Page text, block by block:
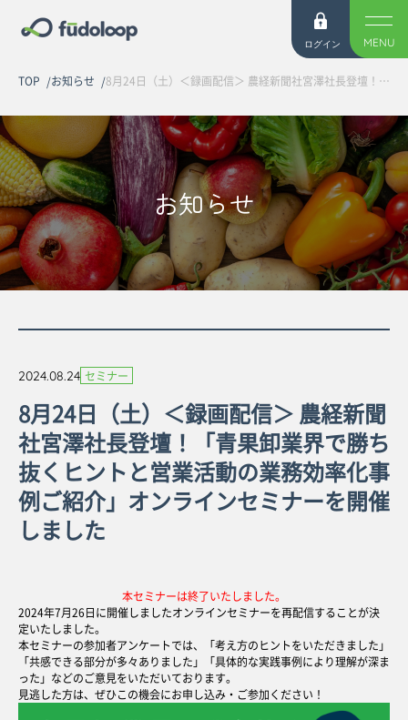
ログイン MENU
TOP お知らせ 8月24日（土）＜録画配信＞ 農経新聞社宮澤社長登壇！「青果卸業界で勝ち抜くヒントと営業活動の業務効率化事例ご紹介」オンラインセミナーを開催しました
お知らせ
2024.08.24 セミナー
8月24日（土）＜録画配信＞ 農経新聞
社宮澤社長登壇！「青果卸業界で勝ち
抜くヒントと営業活動の業務効率化事
例ご紹介」オンラインセミナーを開催
しました
本セミナーは終了いたしました。
2024年7月26日に開催しましたオンラインセミナーを再配信することが決
定いたしました。
本セミナーの参加者アンケートでは、「考え方のヒントをいただきました」
「共感できる部分が多々ありました」「具体的な実践事例により理解が深ま
った」などのご意見をいただいております。
見逃した方は、ぜひこの機会にお申し込み・ご参加ください！